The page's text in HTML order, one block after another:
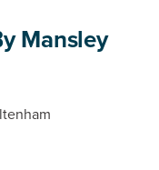
Mansley